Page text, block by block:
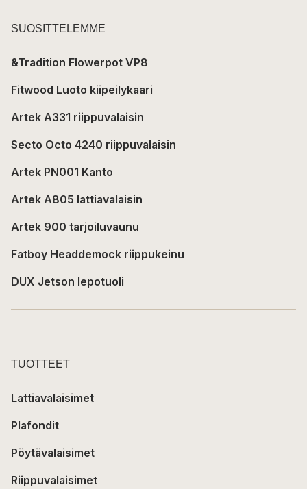
SUOSITTELEMME
&Tradition Flowerpot VP8
Fitwood Luoto kiipeilykaari
Artek A331 riippuvalaisin
Secto Octo 4240 riippuvalaisin
Artek PN001 Kanto
Artek A805 lattiavalaisin
Artek 900 tarjoiluvaunu
Fatboy Headdemock riippukeinu
DUX Jetson lepotuoli
TUOTTEET
Lattiavalaisimet
Plafondit
Pöytävalaisimet
Riippuvalaisimet